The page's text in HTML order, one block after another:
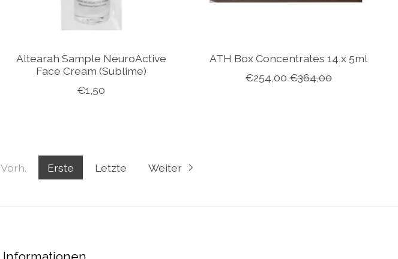
Altearah Sample NeuroActive
Face Cream (Sublime)
€1,50
ATH Box Concentrates 14 x 5ml
€254,00 €364,00
Vorh. Erste Letzte Weiter